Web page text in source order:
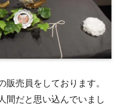
販売員をしております。
間だと思い込んでいまし